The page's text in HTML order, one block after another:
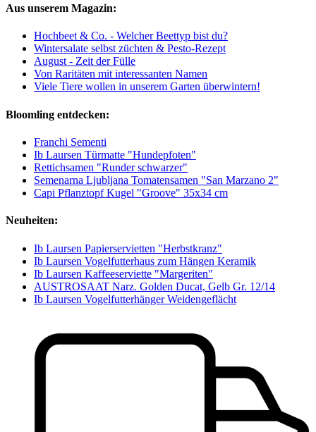
Aus unserem Magazin:
Hochbeet & Co. - Welcher Beettyp bist du?
Wintersalate selbst züchten & Pesto-Rezept
August - Zeit der Fülle
Von Raritäten mit interessanten Namen
Viele Tiere wollen in unserem Garten überwintern!
Bloomling entdecken:
Franchi Sementi
Ib Laursen Türmatte "Hundepfoten"
Rettichsamen "Runder schwarzer"
Semenarna Ljubljana Tomatensamen "San Marzano 2"
Capi Pflanztopf Kugel "Groove" 35x34 cm
Neuheiten:
Ib Laursen Papierservietten "Herbstkranz"
Ib Laursen Vogelfutterhaus zum Hängen Keramik
Ib Laursen Kaffeeserviette "Margeriten"
AUSTROSAAT Narz. Golden Ducat, Gelb Gr. 12/14
Ib Laursen Vogelfutterhänger Weidengeflächt